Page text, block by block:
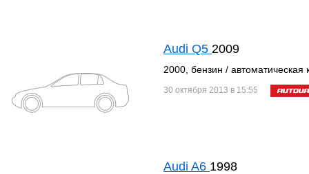
Audi Q5 2009
2000, бензин /
30 октября 2013 в 15:55
Audi A6 1998